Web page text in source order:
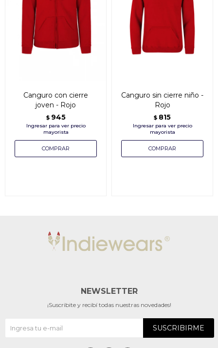
Canguro con cierre
joven - Rojo
$ 945
Canguro sin cierre niño -
Rojo
$ 815
NEWSLETTER
¡Suscribite y recibí todas nuestras novedades!
SUSCRIBIRME